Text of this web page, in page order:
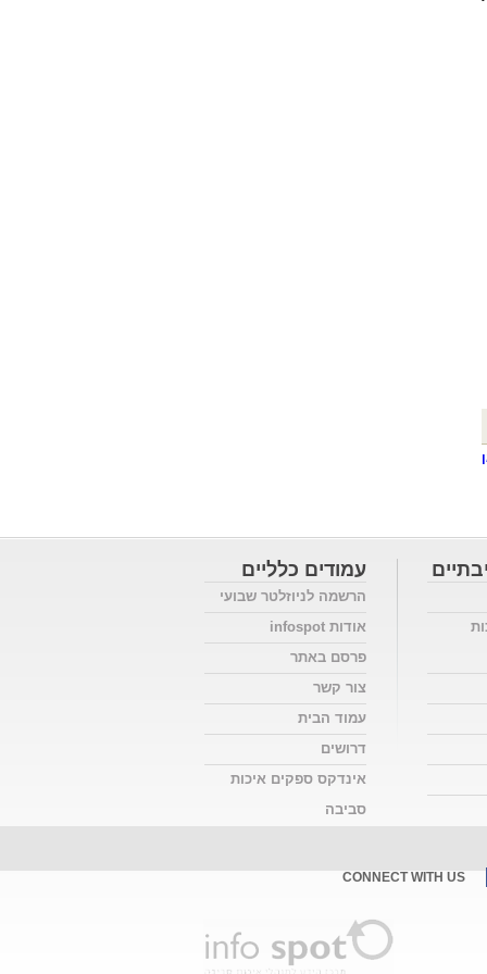
עמודים כלליים
הרשמה לניוזלטר שבועי
אודות infospot
פרסם באתר
צור קשר
עמוד הבית
דרושים
אינדקס ספקים איכות
סביבה
CONNECT WITH US